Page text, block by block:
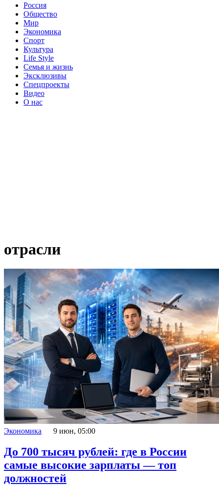
Россия
Общество
Мир
Экономика
Спорт
Культура
Life Style
Семья и жизнь
Эксклюзивы
Спецпроекты
Видео
О нас
отрасли
Экономика 9 июн, 05:00
До 700 тысяч рублей: где в России
самые высокие зарплаты — топ
должностей